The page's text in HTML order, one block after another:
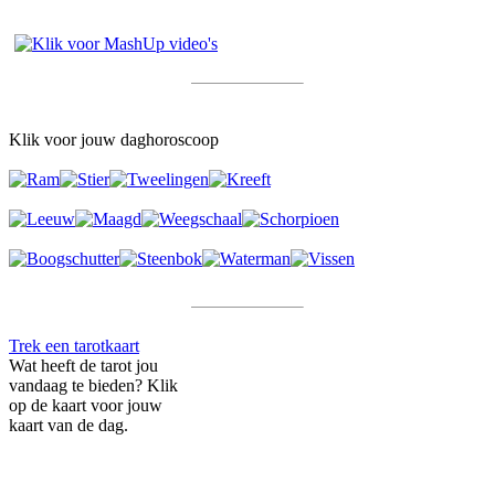
Klik voor jouw daghoroscoop
Trek een tarotkaart
Wat heeft de tarot jou
vandaag te bieden? Klik
op de kaart voor jouw
kaart van de dag.